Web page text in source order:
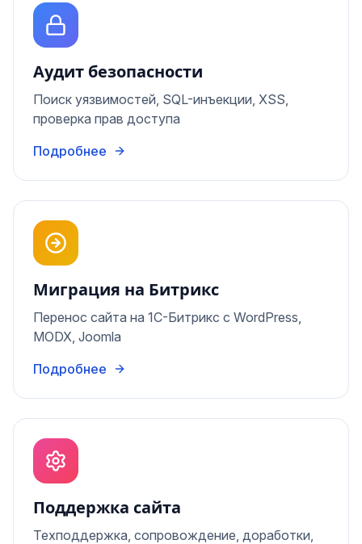
Аудит безопасности
Поиск уязвимостей, SQL-инъекции, XSS,
проверка прав доступа
Подробнее
Миграция на Битрикс
Перенос сайта на 1С-Битрикс с WordPress,
MODX, Joomla
Подробнее
Поддержка сайта
Техподдержка, сопровождение, доработки,